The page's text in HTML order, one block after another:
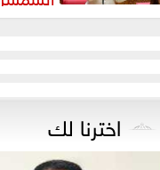
لضبط السوق
اخترنا لك